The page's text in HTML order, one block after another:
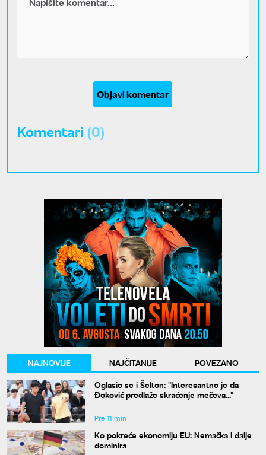
Objavi komentar
Komentari (0)
NAJNOVIJE NAJČITANIJE
POVEZANO
Oglasio se i Šelton: "Interesantno je da
Đoković predlaže skraćenje mečeva..."
Pre 11 min
Ko pokreće ekonomiju EU: Nemačka i dalje
dominira